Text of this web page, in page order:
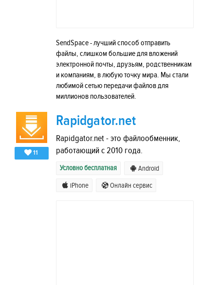
SendSpace - лучший способ отправить
файлы, слишком большие для вложений
электронной почты, друзьям, родственникам
и компаниям, в любую точку мира. Мы стали
любимой сетью передачи файлов для
миллионов пользователей.
11
Rapidgator.net
Rapidgator.net - это файлообменник,
работающий с 2010 года.
Условно бесплатная Android
iPhone Онлайн сервис